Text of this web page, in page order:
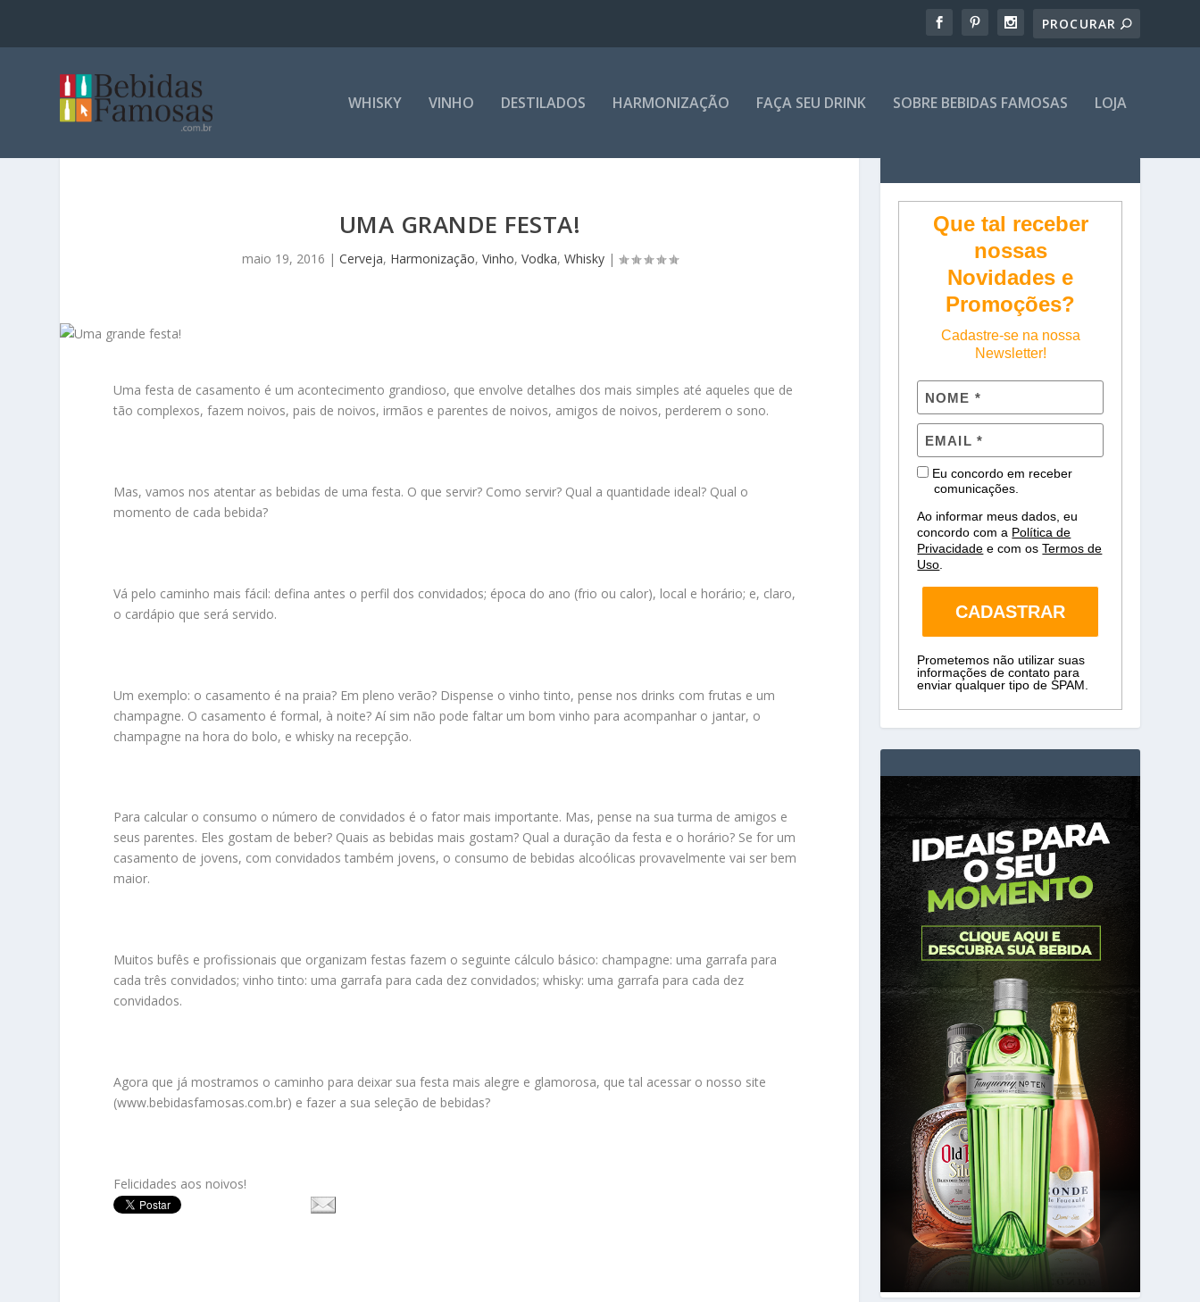
WHISKY VINHO DESTILADOS HARMONIZAÇÃO FAÇA SEU DRINK SOBRE BEBIDAS FAMOSAS LOJA
UMA GRANDE FESTA!
maio 19, 2016 | Cerveja, Harmonização, Vinho, Vodka, Whisky|
Uma festa de casamento é um acontecimento grandioso, que envolve detalhes dos mais simples até aqueles que de
tão complexos, fazem noivos, pais de noivos, irmãos e parentes de noivos, amigos de noivos, perderem o sono.
Mas, vamos nos atentar as bebidas de uma festa. O que servir? Como servir? Qual a quantidade ideal? Qual o
momento de cada bebida?
Vá pelo caminho mais fácil: defina antes o perfil dos convidados; época do ano (frio ou calor), local e horário; e, claro,
o cardápio que será servido.
Um exemplo: o casamento é na praia? Em pleno verão? Dispense o vinho tinto, pense nos drinks com frutas e um
champagne. O casamento é formal, à noite? Aí sim não pode faltar um bom vinho para acompanhar o jantar, o
champagne na hora do bolo, e whisky na recepção.
Para calcular o consumo o número de convidados é o fator mais importante. Mas, pense na sua turma de amigos e
seus parentes. Eles gostam de beber? Quais as bebidas mais gostam? Qual a duração da festa e o horário? Se for um
casamento de jovens, com convidados também jovens, o consumo de bebidas alcoólicas provavelmente vai ser bem
maior.
Muitos bufês e profissionais que organizam festas fazem o seguinte cálculo básico: champagne: uma garrafa para
cada três convidados; vinho tinto: uma garrafa para cada dez convidados; whisky: uma garrafa para cada dez
convidados.
Agora que já mostramos o caminho para deixar sua festa mais alegre e glamorosa, que tal acessar o nosso site
(www.bebidasfamosas.com.br) e fazer a sua seleção de bebidas?
Felicidades aos noivos!
Que tal receber
nossas
Novidades e
Promoções?
Cadastre-se na nossa
Newsletter!
Eu concordo em receber
comunicações.
Ao informar meus dados, eu
concordo com a Política de
Privacidade e com osTermos de
Uso
CADASTRAR
Prometemos não utilizar suas
informações de contato para
enviar qualquer tipo de SPAM.